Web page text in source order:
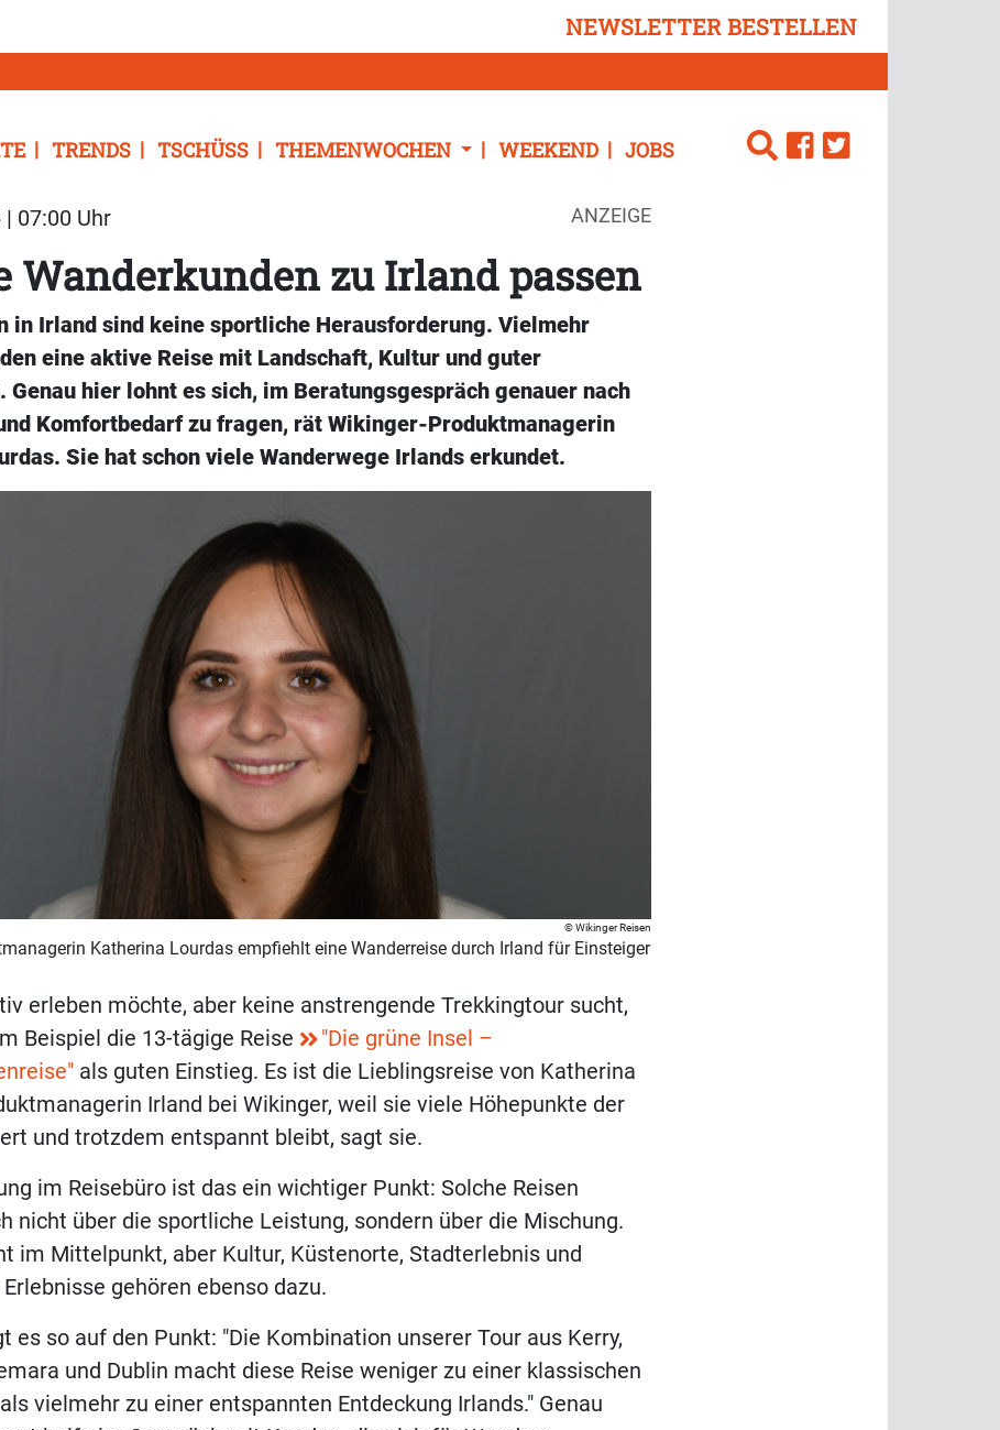
NEWSLETTER BESTELLEN
TRENDS TSCHÜSS THEMENWOCHEN WEEKEND JOBS
07:00 Uhr ANZEIGE
Wanderkunden zu Irland passen
in Irland sind keine sportliche Herausforderung. Vielmehr
eine aktive Reise mit Landschaft, Kultur und guter
Genau hier lohnt es sich, im Beratungsgespräch genauer nach
Komfortbedarf zu fragen, rät Wikinger-Produktmanagerin
Sie hat schon viele Wanderwege Irlands erkundet.
Wikinger Reisen
Katherina Lourdas empfiehlt eine Wanderreise durch Irland für Einsteiger
erleben möchte, aber keine anstrengende Trekkingtour sucht,
Beispiel die 13-tägige Reise
"Die grüne Insel –
als guten Einstieg. Es ist die Lieblingsreise von Katherina
Irland bei Wikinger, weil sie viele Höhepunkte der
und trotzdem entspannt bleibt, sagt sie.
im Reisebüro ist das ein wichtiger Punkt: Solche Reisen
nicht über die sportliche Leistung, sondern über die Mischung.
im Mittelpunkt, aber Kultur, Küstenorte, Stadterlebnis und
gehören ebenso dazu.
es so auf den Punkt: "Die Kombination unserer Tour aus Kerry,
und Dublin macht diese Reise weniger zu einer klassischen
vielmehr zu einer entspannten Entdeckung Irlands." Genau